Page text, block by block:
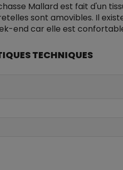
Mallard est fait d'un
sont amovibles. Il
end car elle est
TECHNIQUES